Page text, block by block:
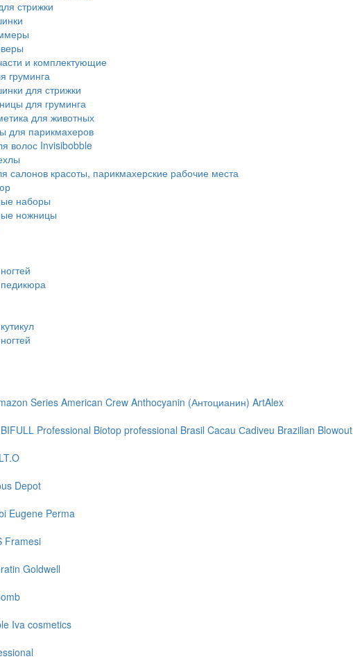
стрижки
и комплектующие
груминга
для стрижки
для груминга
для животных
для парикмахеров
волос Invisibobble
салонов красоты, парикмахерские рабочие места
наборы
ножницы
Series American Crew Anthocyanin (Антоцианин) ArtAlex
BIFULL Professional Biotop professional Brasil Cacau Сadiveu Brazilian Blowout
Depot
Eugene Perma
Framesi
Goldwell
Iva cosmetics